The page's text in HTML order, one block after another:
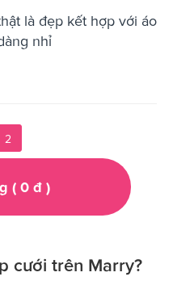
là đẹp kết hợp với áo
nhỉ
2
( 0đ )
cưới trên Marry?